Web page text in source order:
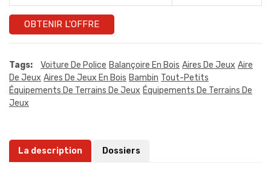
OBTENIR L'OFFRE
Tags: Voiture De Police Balançoire En Bois Aires De Jeux Aire
De Jeux Aires De Jeux En Bois Bambin Tout-Petits
Équipements De Terrains De Jeux Équipements De Terrains De
Jeux
La description Dossiers